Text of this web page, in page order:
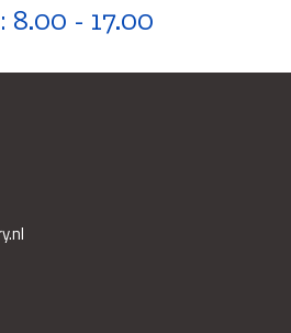
8.00 - 17.00